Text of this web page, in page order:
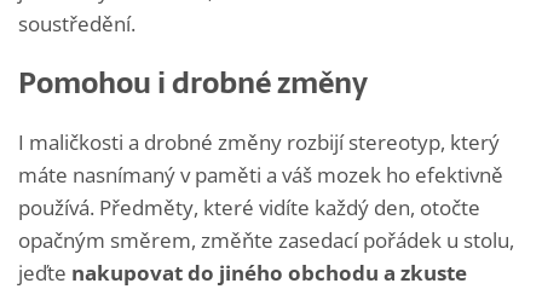
soustředění.
Pomohou i drobné změny
I maličkosti a drobné změny rozbijí stereotyp, který
máte nasnímaný v paměti a váš mozek ho efektivně
používá. Předměty, které vidíte každý den, otočte
opačným směrem, změňte zasedací pořádek u stolu,
jeďte nakupovat do jiného obchodu a zkuste